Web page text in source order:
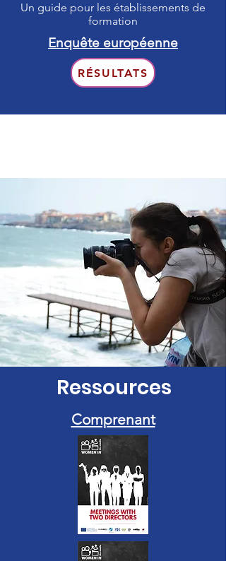
Un guide pour les établissements de
formation
Enquête européenne
RÉSULTATS
Ressources
Comprenant